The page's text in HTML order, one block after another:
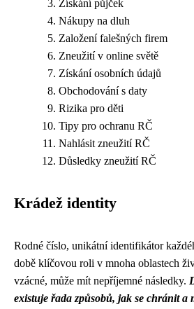
Získání půjček
Nákupy na dluh
Založení falešných firem
Zneužití v online světě
Získání osobních údajů
Obchodování s daty
Rizika pro děti
Tipy pro ochranu RČ
Nahlásit zneužití RČ
Důsledky zneužití RČ
Krádež identity
Rodné číslo, unikátní identifikátor
době klíčovou roli v mnoha oblastech
vzácné, může mít nepříjemné následky.
existuje řada způsobů, jak se chránit a